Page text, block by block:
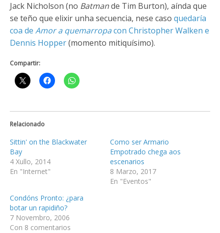
Jack Nicholson (no Batmande Tim Burton), aínda que
se teño que elixir unha secuencia, nese caso quedaría
coa de Amor a quemarropacon Christopher Walken e
Dennis Hopper(momento mitiquísimo).
Compartir:
Relacionado
Sittin' on the Blackwater
Bay
4 Xullo, 2014
En "Internet"
Como ser Armario
Empotrado chega aos
escenarios
8 Marzo, 2017
En "Eventos"
Condóns Pronto: ¿para
botar un rapidiño?
7 Novembro, 2006
Con 8 comentarios